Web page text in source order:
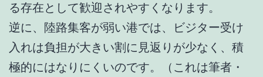
る存在として歓迎されやすくなります。
逆に、陸路集客が弱い港では、ビジター受け
入れは負担が大きい割に見返りが少なく、積
極的にはなりにくいのです。（これは筆者・